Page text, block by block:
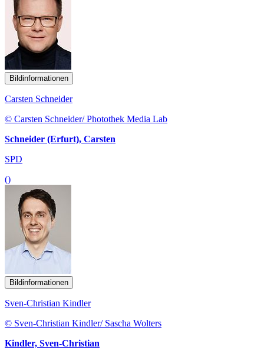
Bildinformationen
Carsten Schneider
© Carsten Schneider/ Photothek Media Lab
Schneider (Erfurt), Carsten
SPD
()
Bildinformationen
Sven-Christian Kindler
© Sven-Christian Kindler/ Sascha Wolters
Kindler, Sven-Christian